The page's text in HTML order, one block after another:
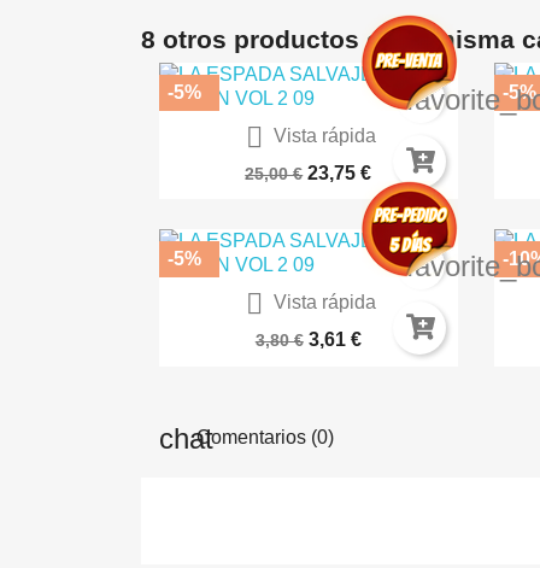
8 otros productos en la misma
 Vista rápida
Guardiana
25,00 € 23,75 €
-5% -5%
 Vista rápida
Ultimate Spider-Man 18
3,80 € 3,61 €
-5% -
Comentarios (0)